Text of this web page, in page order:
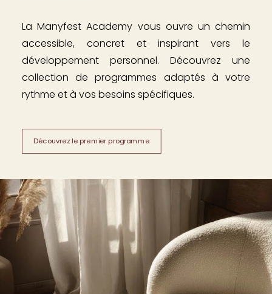
La Manyfest Academy vous ouvre un chemin
accessible, concret et inspirant vers le
développement personnel. Découvrez une
collection de programmes adaptés à votre
rythme et à vos besoins spécifiques.
Découvrez le premier programme